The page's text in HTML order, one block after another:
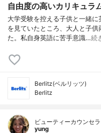
自由度の高いカリキュラ
大学受験を控える子供と一緒
を見ていたところ、大人と子
た。私自身英語に苦手意識…続
Berlitz(ベルリッツ)
Berlitz
ビューティーカウン
yung